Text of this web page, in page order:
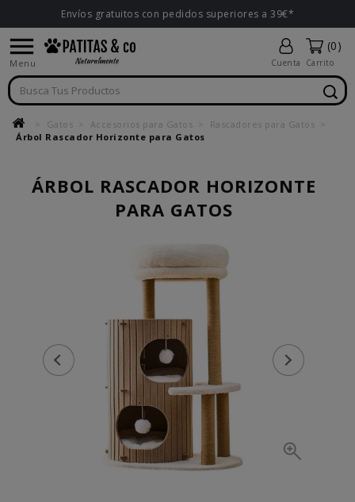
Envíos gratuitos con pedidos superiores a 39€*

Menu Cuenta
(0)
Carrito
Gatos Accesorios para Gatos
Rascadores para Gatos
Árbol Rascador Horizonte para Gatos
ÁRBOL RASCADOR HORIZONTE
PARA GATOS